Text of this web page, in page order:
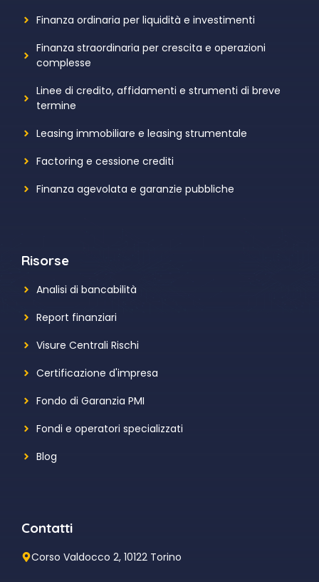
Finanza ordinaria per liquidità e investimenti
Finanza straordinaria per crescita e operazioni
complesse
Linee di credito, affidamenti e strumenti di breve
termine
Leasing immobiliare e leasing strumentale
Factoring e cessione crediti
Finanza agevolata e garanzie pubbliche
Risorse
Analisi di bancabilità
Report finanziari
Visure Centrali Rischi
Certificazione d'impresa
Fondo di Garanzia PMI
Fondi e operatori specializzati
Blog
Contatti
Corso Valdocco 2, 10122 Torino